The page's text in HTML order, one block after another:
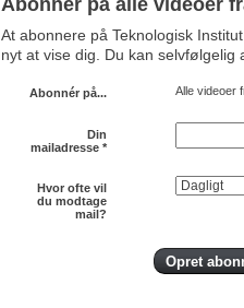
Abonnér på alle videoer
At abonnere på Teknologisk
nyt at vise dig. Du kan selvfølgelig
Abonnér på... Alle videoer
Din
mailadresse *
Hvor ofte vil
du modtage
mail?